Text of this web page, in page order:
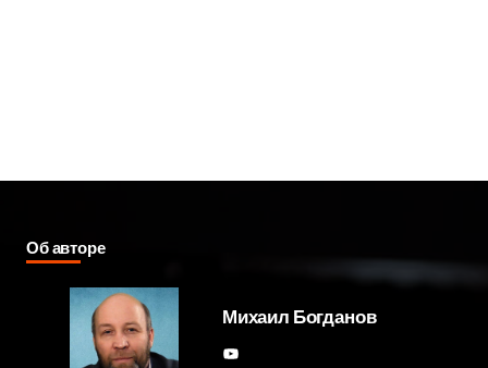
Об авторе
Михаил Богданов
YouTube